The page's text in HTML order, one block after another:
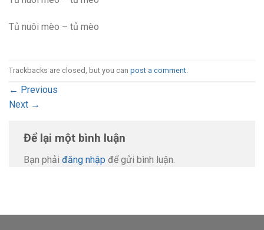
Tủ nuôi mèo – tủ mèo
Trackbacks are closed, but you can post a comment.
← Previous
Next →
Để lại một bình luận
Bạn phải đăng nhập để gửi bình luận.